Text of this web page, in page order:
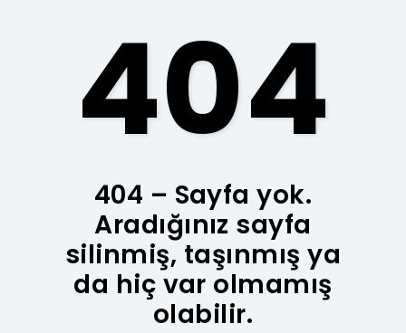
404
404 – Sayfa yok.
Aradığınız sayfa
silinmiş, taşınmış ya
da hiç var olmamış
olabilir.